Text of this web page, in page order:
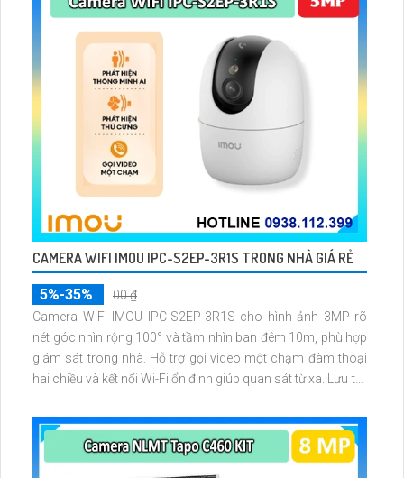
CAMERA WIFI IMOU IPC-S2EP-3R1S TRONG NHÀ GIÁ RẺ
5%-35%
00 ₫
Camera WiFi IMOU IPC-S2EP-3R1S cho hình ảnh 3MP rõ
nét góc nhìn rộng 100° và tầm nhìn ban đêm 10m, phù hợp
giám sát trong nhà. Hỗ trợ gọi video một chạm đàm thoại
hai chiều và kết nối Wi-Fi ổn định giúp quan sát từ xa. Lưu trữ
dễ lắp đặt cho gia đình và văn phòng nhỏ.